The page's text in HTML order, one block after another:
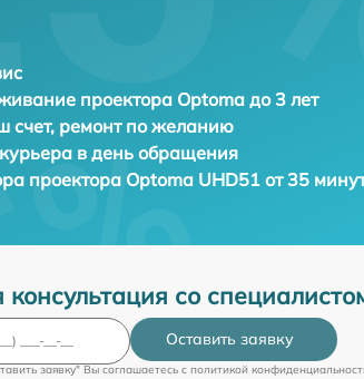
проектора Optoma до 3 лет
счет, ремонт по желанию
в день обращения
проектора Optoma UHD51 от 35
консультация со
Оставить заявку
заявку" Вы соглашаетесь c политикой